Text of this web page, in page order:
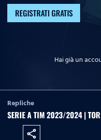
REGISTRATI GRATIS
Hai già un
Repliche
SERIE A TIM 2023/2024 |
share